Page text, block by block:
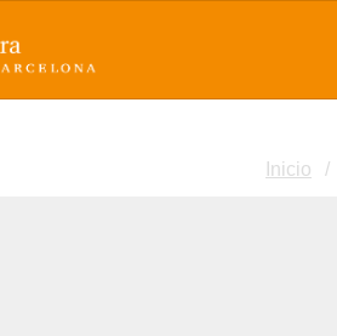
Inicio